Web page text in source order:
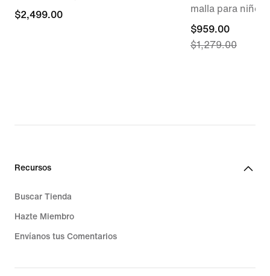
$2,499.00
$2,499.00
malla para niños
current
price
$959.00
$1,279.00
Recursos
Buscar Tienda
Hazte Miembro
Envíanos tus Comentarios